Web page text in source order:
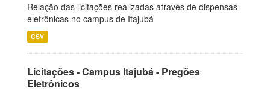
Relação das licitações realizadas através de dispensas
eletrônicas no campus de Itajubá
CSV
Licitações - Campus Itajubá - Pregões
Eletrônicos